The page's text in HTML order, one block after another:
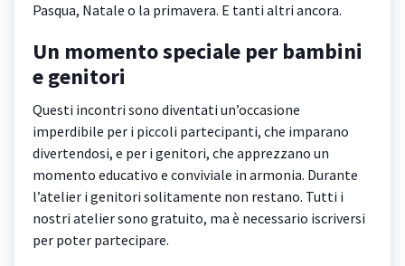
Pasqua, Natale o la primavera. E tanti altri ancora.
Un momento speciale per bambini
e genitori
Questi incontri sono diventati un’occasione
imperdibile per i piccoli partecipanti, che imparano
divertendosi, e per i genitori, che apprezzano un
momento educativo e conviviale in armonia. Durante
l’atelier i genitori solitamente non restano. Tutti i
nostri atelier sono gratuito, ma è necessario iscriversi
per poter partecipare.